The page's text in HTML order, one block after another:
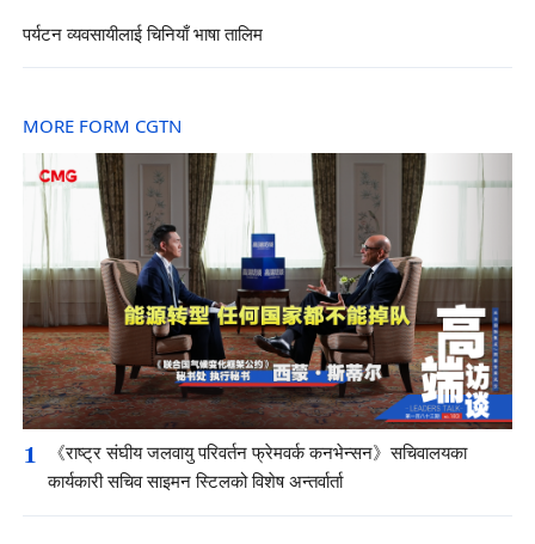
पर्यटन व्यवसायीलाई चिनियाँ भाषा तालिम
MORE FORM CGTN
1
《राष्ट्र संघीय जलवायु परिवर्तन फ्रेमवर्क कनभेन्सन》सचिवालयका
कार्यकारी सचिव साइमन स्टिलको विशेष अन्तर्वार्ता